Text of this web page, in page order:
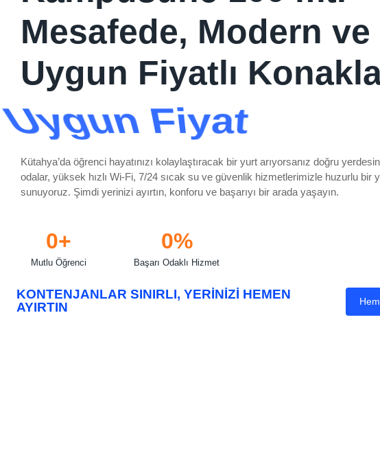
Mesafede, Modern ve
Uygun Fiyatlı
Güvenli Giriş
Kütahya’da öğrenci hayatınızı kolaylaştıracak bir yurt arıyorsanız doğru
odalar, yüksek hızlı Wi-Fi, 7/24 sıcak su ve güvenlik hizmetlerimizle huzurlu bir
sunuyoruz. Şimdi yerinizi ayırtın, konforu ve başarıyı bir arada yaşayın.
Mutlu Öğrenci
0+
Başarı Odaklı Hizmet
0%
KONTENJANLAR SINIRLI, YERINIZI HEMEN
AYIRTIN